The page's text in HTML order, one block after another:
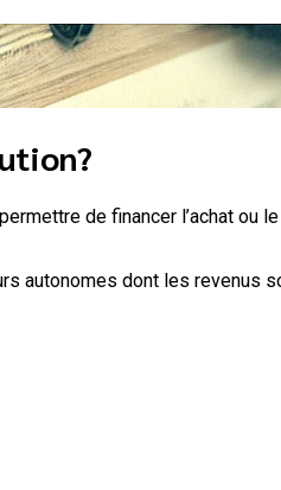
de financer l’achat ou
autonomes dont les revenus